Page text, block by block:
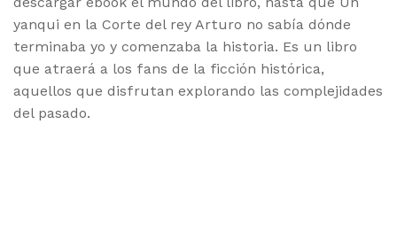
yanqui en la Corte del rey Arturo no sabía dónde
terminaba yo y comenzaba la historia. Es un libro
que atraerá a los fans de la ficción histórica,
aquellos que disfrutan explorando las complejidades
del pasado.